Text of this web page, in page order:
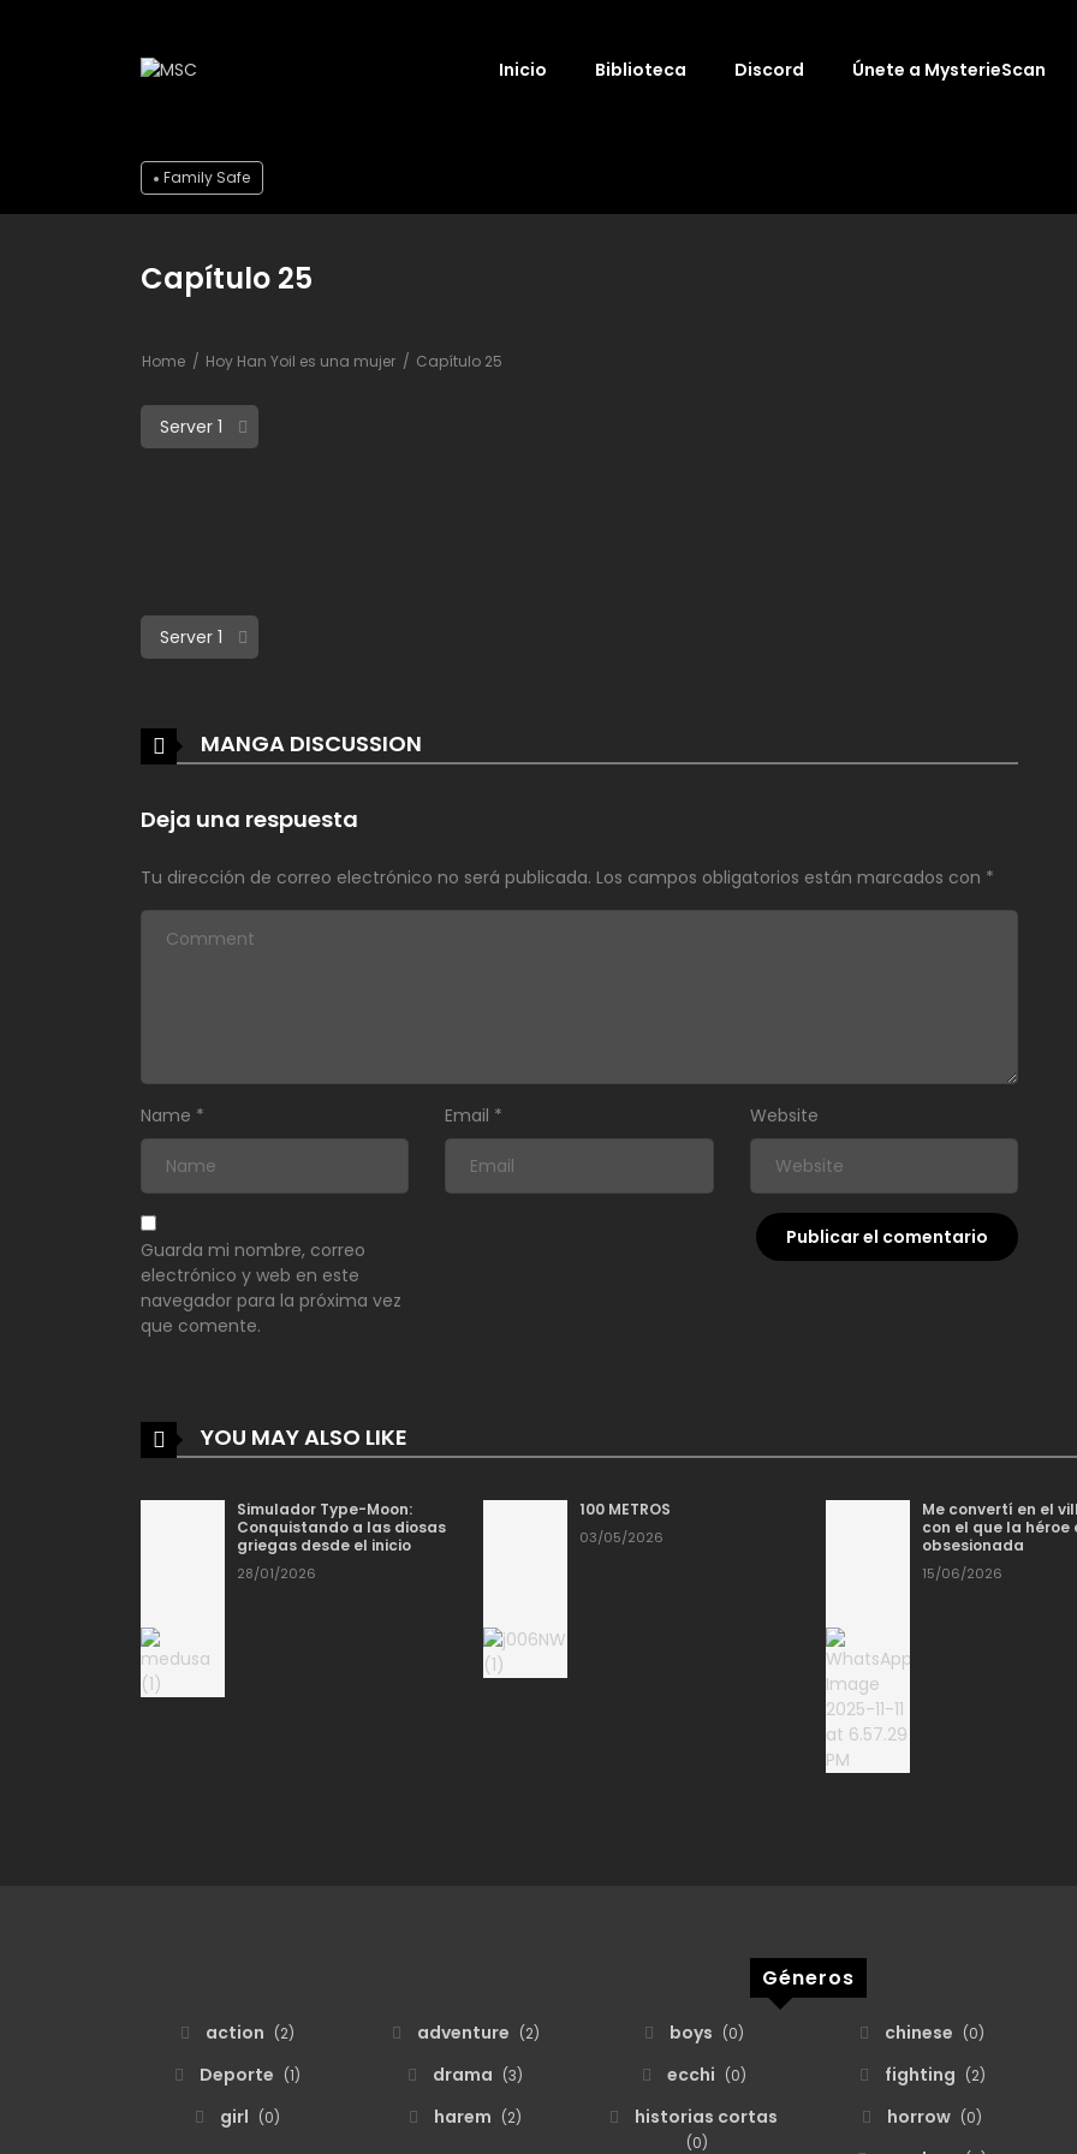
Inicio Biblioteca Discord Únete a MysterieScan
Family Safe
Capítulo 25
Home Hoy Han Yoil es una mujer Capítulo 25
MANGA DISCUSSION
Deja una respuesta
Tu dirección de correo electrónico no será publicada. Los campos obligatorios están marcados con *
Name * Email * Website
Guarda mi nombre, correo
electrónico y web en este
navegador para la próxima vez
que comente.
YOU MAY ALSO LIKE
Simulador Type-Moon:
Conquistando a las diosas
griegas desde el inicio
28/01/2026
100 METROS
03/05/2026
Me convertí en el
con el que la héroe
obsesionada
15/06/2026
Géneros
action (2) adventure (2) boys (0) chinese (0)
Deporte (1) drama (3) ecchi (0) fighting (2)
girl (0) harem (2) historias cortas
(0)
horrow (0)